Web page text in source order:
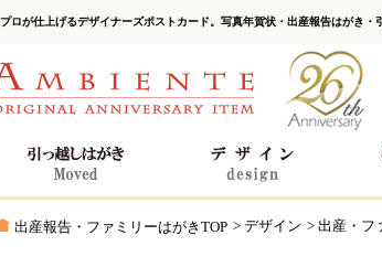
プロが仕上げるデザイナーズポストカード。写真年賀状・出産報告はがき
出産報告・ファミリーはがきTOP > デザイン > 出産・フ